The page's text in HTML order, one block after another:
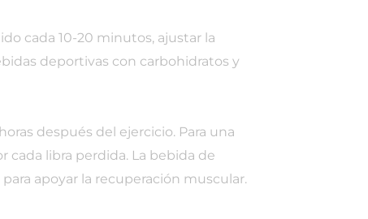
cada 10-20 minutos, ajustar la
deportivas con carbohidratos y
después del ejercicio. Para una
cada libra perdida. La bebida de
apoyar la recuperación muscular.